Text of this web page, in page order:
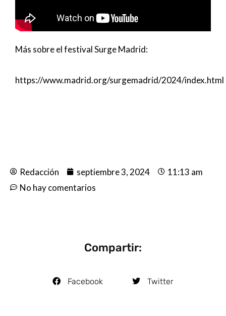
Más sobre el festival Surge Madrid:
https://www.madrid.org/surgemadrid/2024/index.html
Redacción septiembre 3, 2024
11:13 am
No hay comentarios
Compartir:
Facebook Twitter